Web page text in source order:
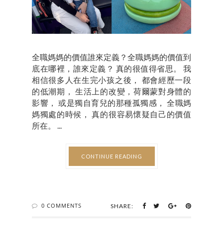
全職媽媽的價值誰來定義？全職媽媽的價值到
底在哪裡，誰來定義？ 真的很值得省思。 我
相信很多人在生完小孩之後， 都會經歷一段
的低潮期， 生活上的改變，荷爾蒙對身體的
影響， 或是獨自育兒的那種孤獨感， 全職媽
媽獨處的時候， 真的很容易懷疑自己的價值
所在。 ...
CONTINUE READING
0 COMMENTS SHARE: